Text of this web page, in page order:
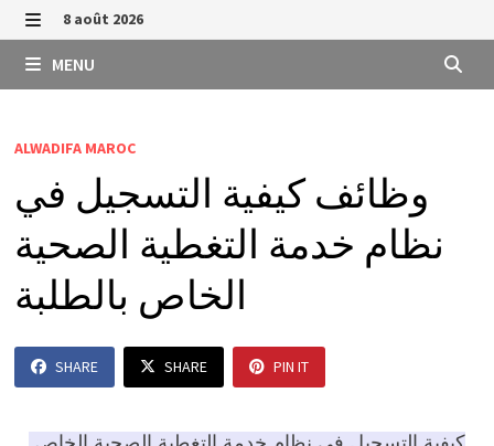
Passer
au
contenu
MENU
8 août 2026
MENU
ALWADIFA MAROC
وظائف كيفية التسجيل في
نظام خدمة التغطية الصحية
الخاص بالطلبة
SHARE SHARE PIN IT